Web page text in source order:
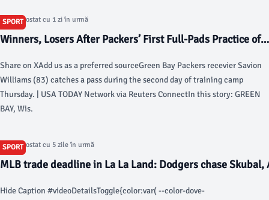
SPORT
Articol postat cu 1 zi în urmă
Winners, Losers After Packers’ First Full-Pads Practice of
Share on XAdd us as a preferred sourceGreen Bay Packers recevier Savion
Williams (83) catches a pass during the second day of training camp
Thursday. | USA TODAY Network via Reuters ConnectIn this story: GREEN
BAY, Wis.
SPORT
Articol postat cu 5 zile în urmă
MLB trade deadline in La La Land: Dodgers chase Skubal,
Hide Caption #videoDetailsToggle{color:var( --color-dove-